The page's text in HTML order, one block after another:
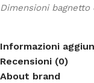
Dimensioni bagnetto
Informazioni
Recensioni (0)
About brand